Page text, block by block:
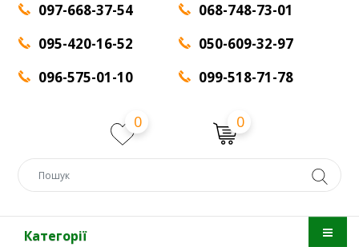
097-668-37-54
095-420-16-52
096-575-01-10
068-748-73-01
050-609-32-97
099-518-71-78
0 0
Категорії